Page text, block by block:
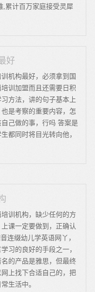
,累计百万家庭接受灵犀
好
机构最好，必须拿到国
训加盟而且还需要日积
方法，讲的句子基本上
是考察的重要内容，怎
己做的事，行吗 答案是
都同时将目光转向他，
训机构，缺少任何的方
课一定要做到，正确认
连缀幼儿学英语网丫，
习的良好的手段之一，
的产品是雅思，但最终
上找下合适自己的，把
生活中。